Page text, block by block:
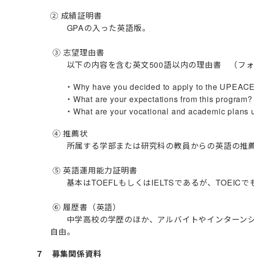
② 成績証明書
GPAの入った英語版。
③ 志望理由書
以下の内容を含む英文500語以内の理由書 （フォ
・Why have you decided to apply to the
・What are your expectations from this program?
・What are your vocational and academic
④ 推薦状
所属する学部または研究科の教員からの英語の推薦
⑤ 英語運用能力証明書
基本はTOEFLもしくはIELTSであるが、TOEICで
⑥ 履歴書（英語）
中学高校の学歴のほか、アルバイトやインターン
自由。
７ 募集関係資料